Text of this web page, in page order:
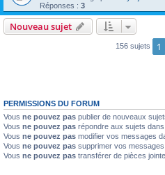
Réponses : 3
Nouveau sujet
156 sujets 1
PERMISSIONS DU FORUM
Vous ne pouvez pas publier de nouveaux
Vous ne pouvez pas répondre aux sujets
Vous ne pouvez pas modifier vos messages
Vous ne pouvez pas supprimer vos
Vous ne pouvez pas transférer de pièces